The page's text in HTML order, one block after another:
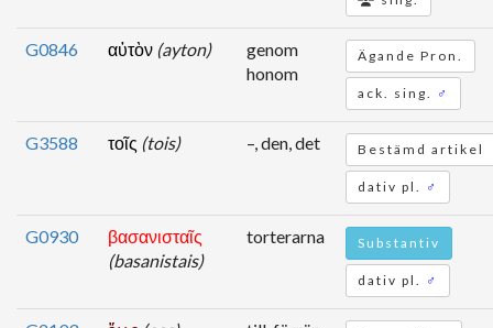
G0846 αὐτὸν (ayton)
genom
honom
Ägande Pron.
ack. sing. ♂
G3588 τοῖς (tois) –, den, det Bestämd artikel
dativ pl. ♂
G0930
βασανισταῖς
(basanistais)
torterarna Substantiv
dativ pl. ♂